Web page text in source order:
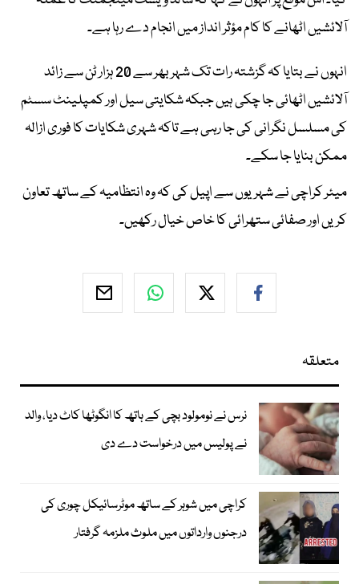
آلائشیں اٹھانے کا کام مؤثر انداز میں انجام دے رہا ہے۔
انہوں نے بتایا کہ گزشتہ رات تک شہر بھر سے 20 ہزار ٹن سے زائد
آلائشیں اٹھائی جا چکی ہیں جبکہ شکایتی سیل اور کمپلینٹ سسٹم
کی مسلسل نگرانی کی جا رہی ہے تاکہ شہری شکایات کا فوری ازالہ
ممکن بنایا جا سکے۔
میئر کراچی نے شہریوں سے اپیل کی کہ وہ انتظامیہ کے ساتھ تعاون
کریں اور صفائی ستھرائی کا خاص خیال رکھیں۔
متعلقہ
نرس نے نومولود بچی کے ہاتھ کا انگوٹھا کاٹ دیا، والد
نے پولیس میں درخواست دے دی
کراچی میں شوہر کے ساتھ موٹرسائیکل چوری کی
درجنوں وارداتوں میں ملوث ملزمہ گرفتار